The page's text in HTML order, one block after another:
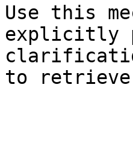
Use this
explicitly